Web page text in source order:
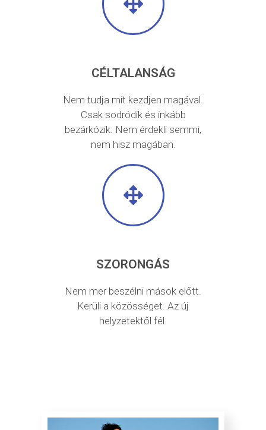
CÉLTALANSÁG
Nem tudja mit kezdjen magával.
Csak sodródik és inkább
bezárkózik. Nem érdekli semmi,
nem hisz magában.
SZORONGÁS
Nem mer beszélni mások előtt.
Kerüli a közösséget. Az új
helyzetektől fél.